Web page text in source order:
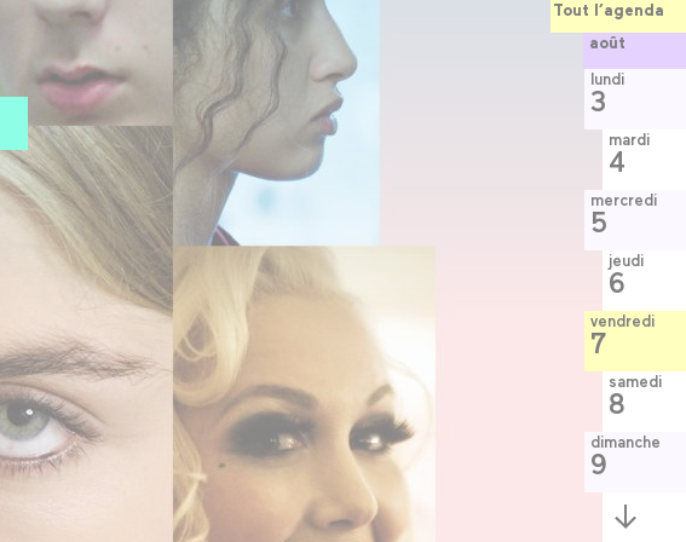
Tout l’agenda
août
lundi
3
mardi
4
mercredi
5
jeudi
6
vendredi
7
samedi
8
dimanche
9
Semaine
suivante